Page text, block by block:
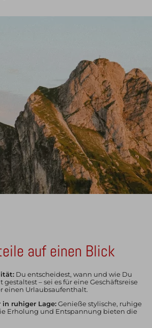
auf einen Blick
Du entscheidest, wann und wie Du
– sei es für eine Geschäftsreise
einen Urlaubsaufenthalt.
in ruhiger Lage:Genieße stylische, ruhige
Erholung und Entspannung bieten die